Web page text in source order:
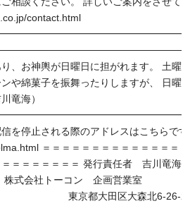
contact.html
、お神輿が日曜日に担がれます。 土曜
や綿菓子を振舞ったりしますが、 日曜
竜海）
を停止される際のアドレスはこちらで
＝＝＝＝＝＝＝＝＝＝＝＝＝＝
＝＝＝＝＝＝＝＝ 発行責任者 吉川竜海
会社トーコン 企画営業室
東京都大田区大森北6-26-22